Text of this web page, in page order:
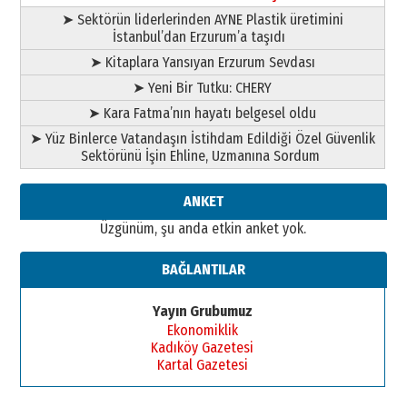
➤ Sektörün liderlerinden AYNE Plastik üretimini
İstanbul’dan Erzurum’a taşıdı
➤ Kitaplara Yansıyan Erzurum Sevdası
➤ Yeni Bir Tutku: CHERY
➤ Kara Fatma’nın hayatı belgesel oldu
➤ Yüz Binlerce Vatandaşın İstihdam Edildiği Özel Güvenlik
Sektörünü İşin Ehline, Uzmanına Sordum
ANKET
Üzgünüm, şu anda etkin anket yok.
BAĞLANTILAR
Yayın Grubumuz
Ekonomiklik
Kadıköy Gazetesi
Kartal Gazetesi